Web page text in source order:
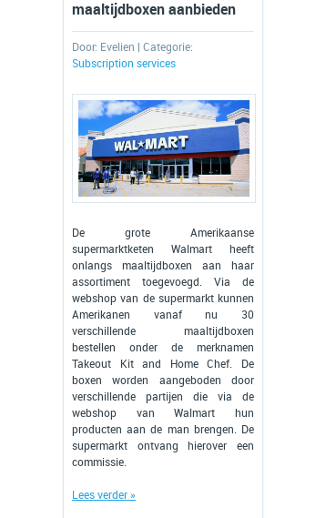
maaltijdboxen aanbieden
Door: Evelien | Categorie:
Subscription services
De grote Amerikaanse
supermarktketen Walmart heeft
onlangs maaltijdboxen aan haar
assortiment toegevoegd. Via de
webshop van de supermarkt kunnen
Amerikanen vanaf nu 30
verschillende maaltijdboxen
bestellen onder de merknamen
Takeout Kit and Home Chef. De
boxen worden aangeboden door
verschillende partijen die via de
webshop van Walmart hun
producten aan de man brengen. De
supermarkt ontvang hierover een
commissie.
Lees verder »